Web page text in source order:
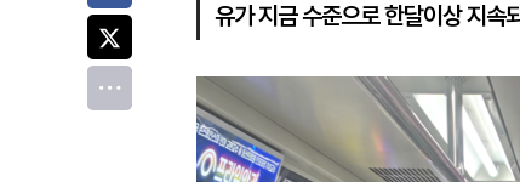
유가 지금 수준으로 한달이상 지속